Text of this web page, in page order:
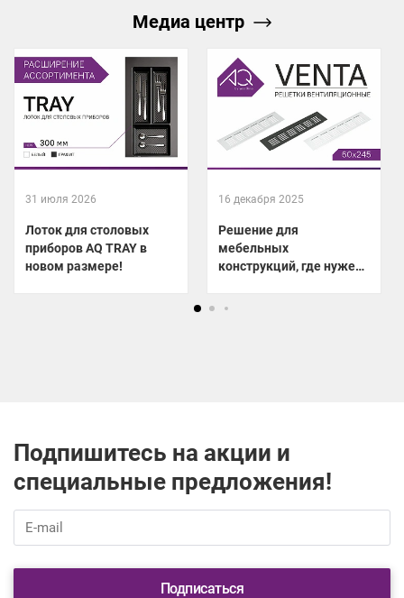
Медиа центр
31 июля 2026
Лоток для столовых
приборов AQ TRAY в
новом размере!
16 декабря 2025
Решение для
мебельных
конструкций, где нужен
Подпишитесь на акции и
специальные предложения!
Подписаться